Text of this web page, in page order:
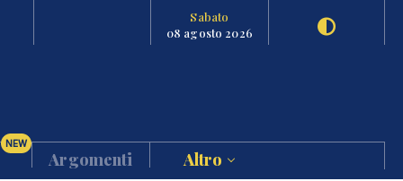
Sabato
08 agosto 2026
NEW
Argomenti Altro